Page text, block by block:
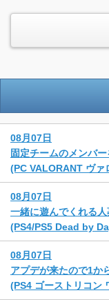
08月07日
固定チームのメンバ
(PC VALORANT ヴァ
08月07日
一緒に遊んでくれる
(PS4/PS5 Dead by
08月07日
アプデが来たので1か
(PS4 ゴーストリコン